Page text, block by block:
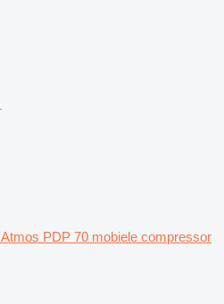
Atmos PDP 70 mobiele compressor